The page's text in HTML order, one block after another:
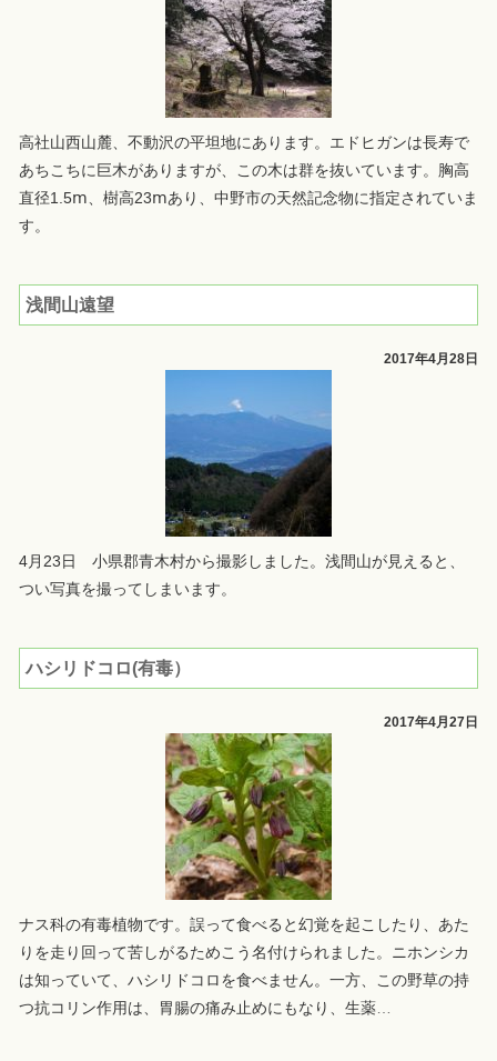
高社山西山麓、不動沢の平坦地にあります。エドヒガンは長寿で
あちこちに巨木がありますが、この木は群を抜いています。胸高
直径1.5ⅿ、樹高23ⅿあり、中野市の天然記念物に指定されていま
す。
浅間山遠望
2017年4月28日
4月23日 小県郡青木村から撮影しました。浅間山が見えると、
つい写真を撮ってしまいます。
ハシリドコロ(有毒）
2017年4月27日
ナス科の有毒植物です。誤って食べると幻覚を起こしたり、あた
りを走り回って苦しがるためこう名付けられました。ニホンシカ
は知っていて、ハシリドコロを食べません。一方、この野草の持
つ抗コリン作用は、胃腸の痛み止めにもなり、生薬…